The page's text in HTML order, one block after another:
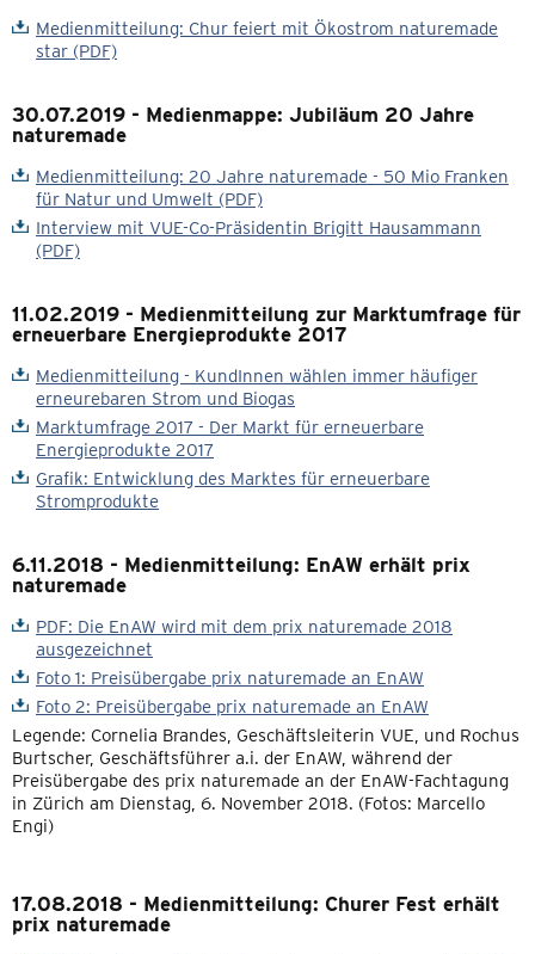
Medienmitteilung: Chur feiert mit Ökostrom naturemade
star (PDF)
30.07.2019 - Medienmappe: Jubiläum 20 Jahre
naturemade
Medienmitteilung: 20 Jahre naturemade - 50 Mio Franken
für Natur und Umwelt (PDF)
Interview mit VUE-Co-Präsidentin Brigitt Hausammann
(PDF)
11.02.2019 - Medienmitteilung zur Marktumfrage für
erneuerbare Energieprodukte 2017
Medienmitteilung - KundInnen wählen immer häufiger
erneurebaren Strom und Biogas
Marktumfrage 2017 - Der Markt für erneuerbare
Energieprodukte 2017
Grafik: Entwicklung des Marktes für erneuerbare
Stromprodukte
6.11.2018 - Medienmitteilung: EnAW erhält prix
naturemade
PDF: Die EnAW wird mit dem prix naturemade 2018
ausgezeichnet
Foto 1: Preisübergabe prix naturemade an EnAW
Foto 2: Preisübergabe prix naturemade an EnAW
Legende: Cornelia Brandes, Geschäftsleiterin VUE, und Rochus
Burtscher, Geschäftsführer a.i. der EnAW, während der
Preisübergabe des prix naturemade an der EnAW-Fachtagung
in Zürich am Dienstag, 6. November 2018. (Fotos: Marcello
Engi)
17.08.2018 - Medienmitteilung: Churer Fest erhält
prix naturemade